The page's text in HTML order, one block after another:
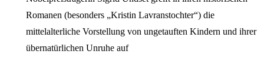
Romanen (besonders „Kristin Lavranstochter“) die
mittelalterliche Vorstellung von ungetauften Kindern und ihrer
übernatürlichen Unruhe auf